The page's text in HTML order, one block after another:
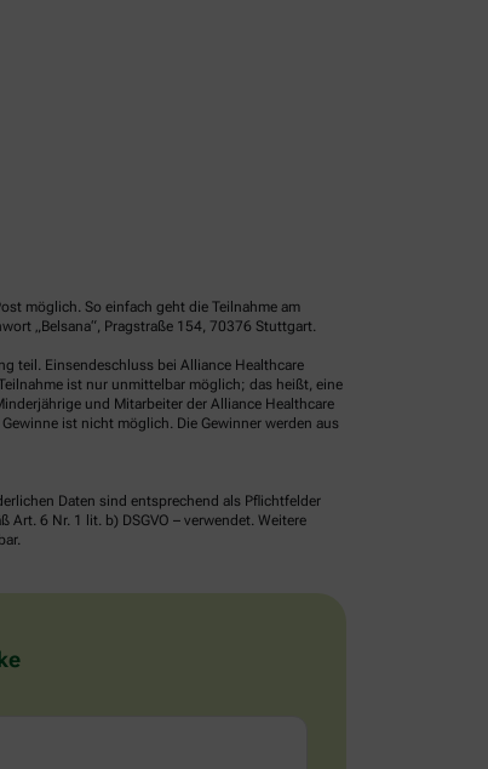
möglich. So einfach geht die Teilnahme am
„Belsana“, Pragstraße 154, 70376 Stuttgart.
teil. Einsendeschluss bei Alliance Healthcare
ist nur unmittelbar möglich; das heißt, eine
und Mitarbeiter der Alliance Healthcare
ist nicht möglich. Die Gewinner werden aus
Daten sind entsprechend als Pflichtfelder
6 Nr. 1 lit. b) DSGVO – verwendet. Weitere